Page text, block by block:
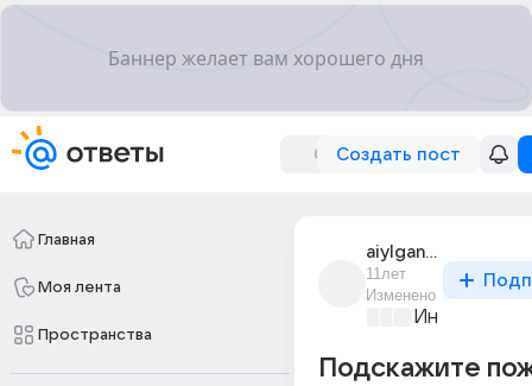
Создать пост
Главная
Моя лента
Пространства
aiylgan_ogonerov
11лет
Изменено
Подскажите